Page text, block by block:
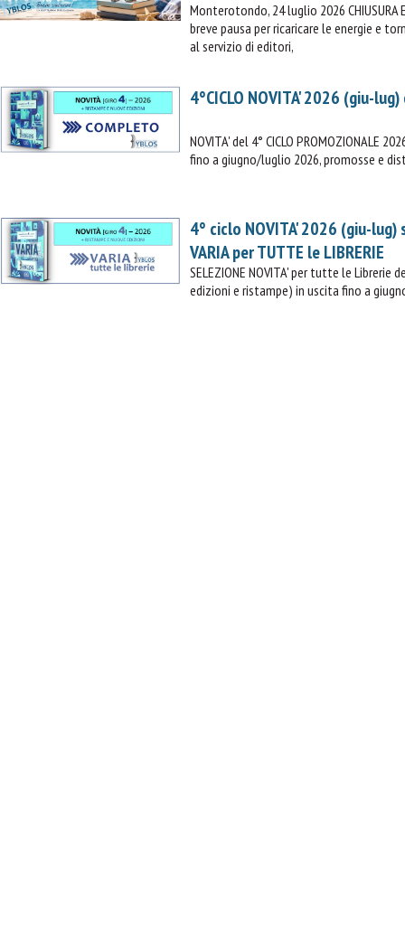
Monterotondo, 24 luglio 2026 CHIUSURA
breve pausa per ricaricare le energie e
al servizio di editori,
4°CICLO NOVITA' 2026 (giu-
NOVITA' del 4° CICLO PROMOZIONALE
fino a giugno/luglio 2026, promosse e
4° ciclo NOVITA' 2026 (giu-lug)
VARIA per TUTTE le LIBRERIE
SELEZIONE NOVITA' per tutte le Librerie
edizioni e ristampe) in uscita fino a